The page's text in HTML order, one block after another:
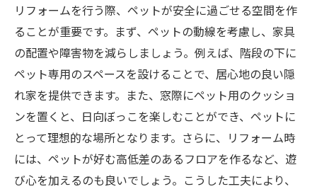
専門家が推奨するペット用設備
プロが伝授する掃除術
耐久性のある素材選びのコツ
ペットの健康を考えた空間設計
ペット専用スペースの作り方
プロのアドバイスで快適な生活
ペットと暮らす家庭向けのリフォームで考慮す
べき点
リフォームを行う際、ペットが安全に過ごせる空間を作
ることが重要です。まず、ペットの動線を考慮し、家具
の配置や障害物を減らしましょう。例えば、階段の下に
ペット専用のスペースを設けることで、居心地の良い隠
れ家を提供できます。また、窓際にペット用のクッショ
ンを置くと、日向ぼっこを楽しむことができ、ペットに
とって理想的な場所となります。さらに、リフォーム時
には、ペットが好む高低差のあるフロアを作るなど、遊
び心を加えるのも良いでしょう。こうした工夫により、